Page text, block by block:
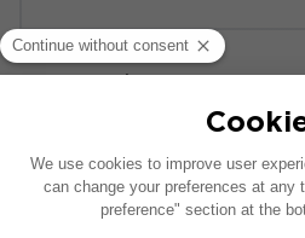
d’un véhicule
équipé d'une option
placement des